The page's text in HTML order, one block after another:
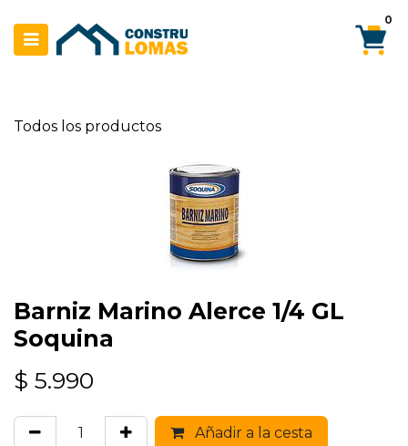
0
Todos los productos
Barniz Marino Alerce 1/4 GL
Soquina
$ 5.990
Añadir a la cesta